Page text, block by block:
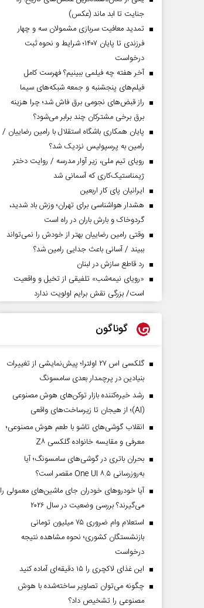
جنایت تا ابد ماند (عکس)
تمدید معافیت سربازی مشمولان سه و چهار
فرزندی تا پایان ۱۴۰۷؛ شرایط و نحوه ثبت
درخواست
آخر هفته چه فیلمی ببینیم؟ فهرست کامل
فیلم‌های پنجشنبه و جمعه شبکه‌های سیما
راز قبض‌های نجومی برق فاش شد؛ چرا هزینه
برق برخی مشترکان چند برابر می‌شود؟
پایان همکاری باشگاه استقلال با رامین رضاییان /
رامین به پرسپولیس نزدیک شد؟
رویای تیم ملی، زیر آوار مدرسه / روایت دختر
ژیمناستیک‌کاری که آسمانی شد
ایرانیان پای کار اربعین
هشدار هواشناسی برای تهران؛ وزش باد شدید،
گردوخاک و بارش باران در راه است
وقتی رامین رضاییان بهتر از خودش را نمی‌تواند
ببیند / آسانی باعث جدایی رامین شد؟
رد قاطع سازش در لبنان
«رویای نیمه‌شب» تلفیقی از تخیل و واقعیت
است/ بزرگی نقش برایم اولویت ندارد
گوناگون
گلکسی اس ۲۷ اولترا؛ پیش‌نمایشی از تغییرات
بنیادین در پرچمدار بعدی سامسونگ
رشد خیره‌کننده بازار توکن‌های هوش مصنوعی
(AI)؛ از هیجان تا زیرساخت‌های واقعی
انقلاب گوشی‌های تاشو‌ با طعم هوش مصنوعی؛
معرفی و مقایسه خانواده گلکسی Z۸
بحران باتری در گوشی‌های سامسونگ؛ آیا
به‌روزرسانی One UI ۸.۵ مقصر است؟
آیا خودروهای خودران جای ماشین‌های معمولی را
می‌گیرند؟ بررسی وضعیت در سال ۲۰۲۶
استعلام وام ضروری ۷۵ میلیون تومانی
بازنشستگان کشوری؛ نحوه مشاهده نتیجه
درخواست
این غذای لاکچری را ۱۵ دقیقه‌ای آماده کنید
چگونه می‌توان تصاویر ساخته‌شده با هوش
مصنوعی را تشخیص داد؟